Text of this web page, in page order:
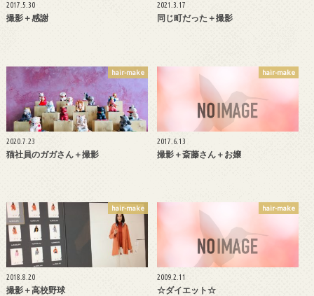
2017.5.30
撮影＋感謝
2021.3.17
同じ町だった＋撮影
hair-make
2020.7.23
猫社員のガガさん＋撮影
hair-make
2017.6.13
撮影＋斎藤さん＋お嬢
hair-make
2018.8.20
撮影＋高校野球
hair-make
2009.2.11
☆ダイエット☆